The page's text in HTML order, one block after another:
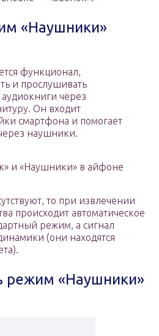
«Наушники»
функционал,
и прослушивать
через
Он входит
смартфона и помогает
наушники.
и «Наушники» в айфоне
то при извлечении
происходит автоматическое
режим, а сигнал
(они находятся
режим «Наушники»